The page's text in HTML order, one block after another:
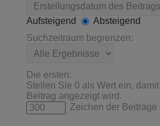
Aufsteigend
Absteigend
Suchzeitraum begrenzen:
Die ersten:
Stellen Sie 0 als Wert ein,
Beitrag angezeigt wird.
Zeichen der Beiträge